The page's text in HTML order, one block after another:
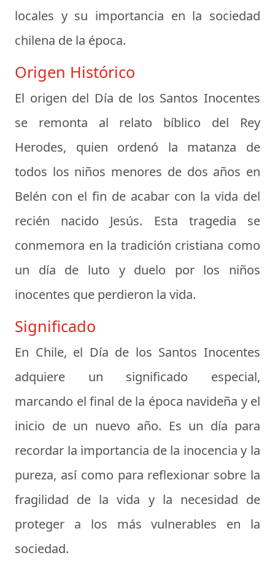
locales y su importancia en la sociedad
chilena de la época.
Origen Histórico
El origen del Día de los Santos Inocentes
se remonta al relato bíblico del Rey
Herodes, quien ordenó la matanza de
todos los niños menores de dos años en
Belén con el fin de acabar con la vida del
recién nacido Jesús. Esta tragedia se
conmemora en la tradición cristiana como
un día de luto y duelo por los niños
inocentes que perdieron la vida.
Significado
En Chile, el Día de los Santos Inocentes
adquiere un significado especial,
marcando el final de la época navideña y el
inicio de un nuevo año. Es un día para
recordar la importancia de la inocencia y la
pureza, así como para reflexionar sobre la
fragilidad de la vida y la necesidad de
proteger a los más vulnerables en la
sociedad.